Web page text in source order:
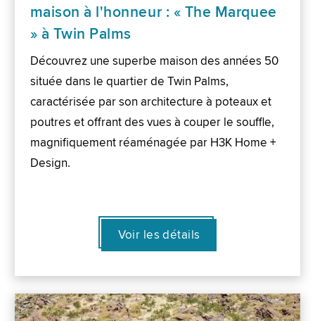
maison à l'honneur : « The Marquee
» à Twin Palms
Découvrez une superbe maison des années 50
située dans le quartier de Twin Palms,
caractérisée par son architecture à poteaux et
poutres et offrant des vues à couper le souffle,
magnifiquement réaménagée par H3K Home +
Design.
Voir les détails